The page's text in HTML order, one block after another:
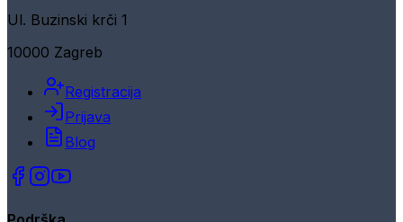
Ul. Buzinski krči 1
10000 Zagreb
Registracija
Prijava
Blog